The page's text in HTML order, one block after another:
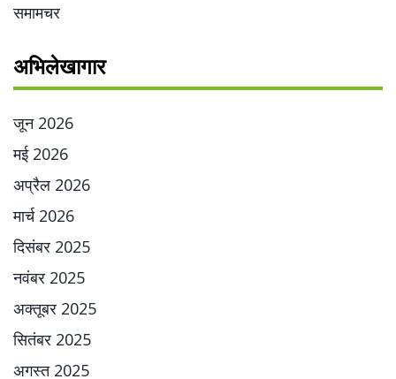
समामचर
अभिलेखागार
जून 2026
मई 2026
अप्रैल 2026
मार्च 2026
दिसंबर 2025
नवंबर 2025
अक्तूबर 2025
सितंबर 2025
अगस्त 2025